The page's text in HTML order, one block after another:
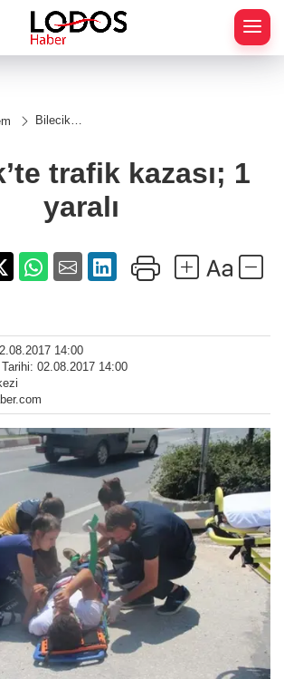
Bilecik’te
1 yaralı
trafik kazası; 1
yaralı
14:00
02.08.2017 14:00